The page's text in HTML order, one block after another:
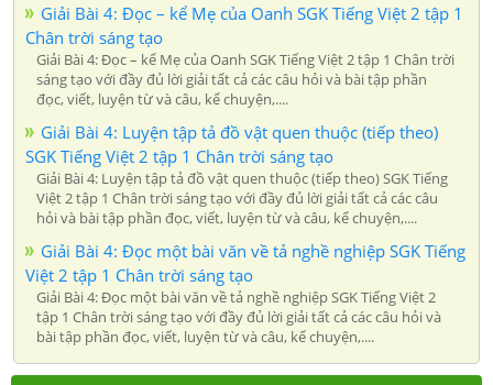
Giải Bài 4: Đọc – kể Mẹ của Oanh SGK Tiếng Việt 2 tập 1
Chân trời sáng tạo
Giải Bài 4: Đọc – kể Mẹ của Oanh SGK Tiếng Việt 2 tập 1 Chân trời
sáng tạo với đầy đủ lời giải tất cả các câu hỏi và bài tập phần
đọc, viết, luyện từ và câu, kể chuyện,....
Giải Bài 4: Luyện tập tả đồ vật quen thuộc (tiếp theo)
SGK Tiếng Việt 2 tập 1 Chân trời sáng tạo
Giải Bài 4: Luyện tập tả đồ vật quen thuộc (tiếp theo) SGK Tiếng
Việt 2 tập 1 Chân trời sáng tạo với đầy đủ lời giải tất cả các câu
hỏi và bài tập phần đọc, viết, luyện từ và câu, kể chuyện,....
Giải Bài 4: Đọc một bài văn về tả nghề nghiệp SGK Tiếng
Việt 2 tập 1 Chân trời sáng tạo
Giải Bài 4: Đọc một bài văn về tả nghề nghiệp SGK Tiếng Việt 2
tập 1 Chân trời sáng tạo với đầy đủ lời giải tất cả các câu hỏi và
bài tập phần đọc, viết, luyện từ và câu, kể chuyện,....